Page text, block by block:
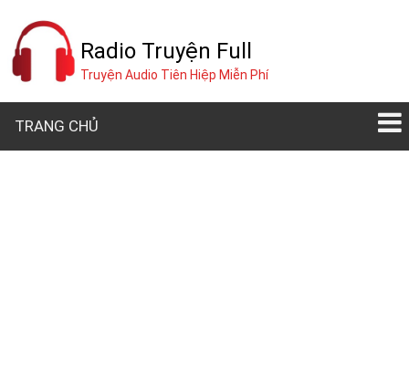
Radio Truyện Full
Truyện Audio Tiên Hiệp Miễn Phí
TRANG CHỦ